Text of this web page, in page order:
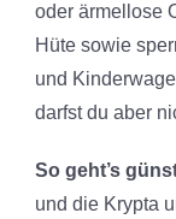
oder ärmellose
Hüte sowie
und
darfst du aber
So geht’s
und die Krypta